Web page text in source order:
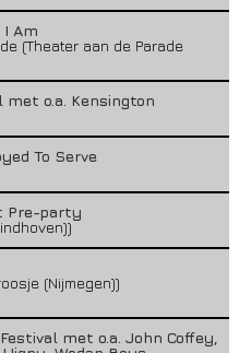
Am
(Theater aan de Parade
met o.a. Kensington
To Serve
Pre-party
(Nijmegen))
met o.a. John Coffey,